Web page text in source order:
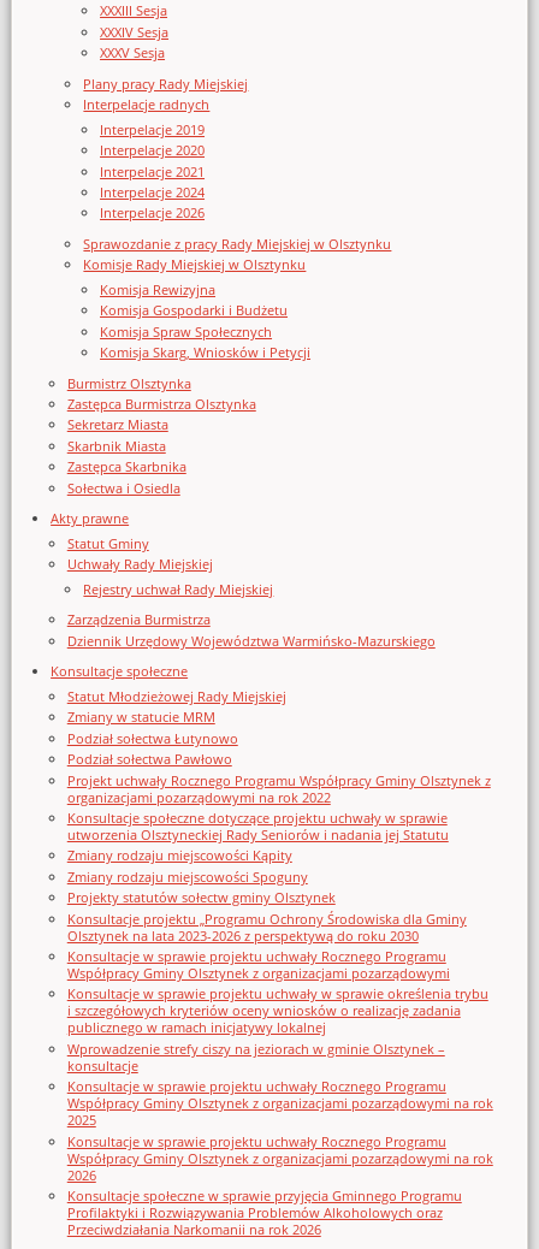
XXXIII Sesja
XXXIV Sesja
XXXV Sesja
Plany pracy Rady Miejskiej
Interpelacje radnych
Interpelacje 2019
Interpelacje 2020
Interpelacje 2021
Interpelacje 2024
Interpelacje 2026
Sprawozdanie z pracy Rady Miejskiej w Olsztynku
Komisje Rady Miejskiej w Olsztynku
Komisja Rewizyjna
Komisja Gospodarki i Budżetu
Komisja Spraw Społecznych
Komisja Skarg, Wniosków i Petycji
Burmistrz Olsztynka
Zastępca Burmistrza Olsztynka
Sekretarz Miasta
Skarbnik Miasta
Zastępca Skarbnika
Sołectwa i Osiedla
Akty prawne
Statut Gminy
Uchwały Rady Miejskiej
Rejestry uchwał Rady Miejskiej
Zarządzenia Burmistrza
Dziennik Urzędowy Województwa Warmińsko-Mazurskiego
Konsultacje społeczne
Statut Młodzieżowej Rady Miejskiej
Zmiany w statucie MRM
Podział sołectwa Łutynowo
Podział sołectwa Pawłowo
Projekt uchwały Rocznego Programu Współpracy Gminy Olsztynek z
organizacjami pozarządowymi na rok 2022
Konsultacje społeczne dotyczące projektu uchwały w sprawie
utworzenia Olsztyneckiej Rady Seniorów i nadania jej Statutu
Zmiany rodzaju miejscowości Kąpity
Zmiany rodzaju miejscowości Spoguny
Projekty statutów sołectw gminy Olsztynek
Konsultacje projektu „Programu Ochrony Środowiska dla Gminy
Olsztynek na lata 2023-2026 z perspektywą do roku 2030
Konsultacje w sprawie projektu uchwały Rocznego Programu
Współpracy Gminy Olsztynek z organizacjami pozarządowymi
Konsultacje w sprawie projektu uchwały w sprawie określenia trybu
i szczegółowych kryteriów oceny wniosków o realizację zadania
publicznego w ramach inicjatywy lokalnej
Wprowadzenie strefy ciszy na jeziorach w gminie Olsztynek –
konsultacje
Konsultacje w sprawie projektu uchwały Rocznego Programu
Współpracy Gminy Olsztynek z organizacjami pozarządowymi na rok
2025
Konsultacje w sprawie projektu uchwały Rocznego Programu
Współpracy Gminy Olsztynek z organizacjami pozarządowymi na rok
2026
Konsultacje społeczne w sprawie przyjęcia Gminnego Programu
Profilaktyki i Rozwiązywania Problemów Alkoholowych oraz
Przeciwdziałania Narkomanii na rok 2026